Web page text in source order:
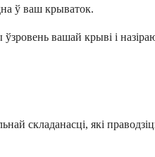
ў ваш крываток.
вашай крыві і
складанасці, які